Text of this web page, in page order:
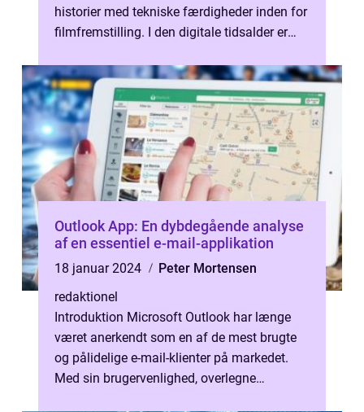
historier med tekniske færdigheder inden for
filmfremstilling. I den digitale tidsalder er
Outlook App: En dybdegående analyse
af en essentiel e-mail-applikation
18 januar 2024
Peter Mortensen
redaktionel
Introduktion Microsoft Outlook har længe
været anerkendt som en af de mest brugte
og pålidelige e-mail-klienter på markedet.
Med sin brugervenlighed, overlegne